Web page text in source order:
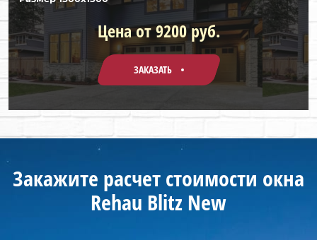
Цена от 9200 руб.
ЗАКАЗАТЬ
Закажите расчет стоимости окна
Rehau Blitz New